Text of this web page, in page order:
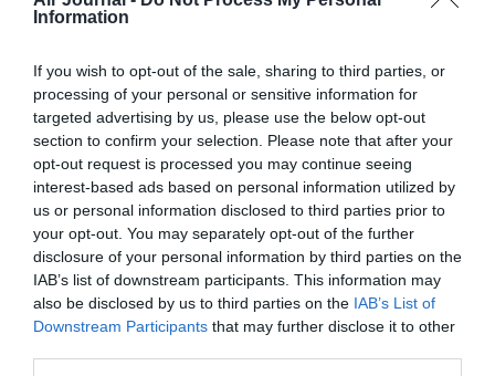
Information
If you wish to opt-out of the sale, sharing to third parties, or
processing of your personal or sensitive information for
targeted advertising by us, please use the below opt-out
section to confirm your selection. Please note that after your
opt-out request is processed you may continue seeing
interest-based ads based on personal information utilized by
us or personal information disclosed to third parties prior to
your opt-out. You may separately opt-out of the further
disclosure of your personal information by third parties on the
IAB’s list of downstream participants. This information may
also be disclosed by us to third parties on the IAB’s List of
Downstream Participants that may further disclose it to other
FacebookTwitterPinterestLinkedInEmail Print
Aucun commentaire !
LAISSER UN COMMENTAIRE